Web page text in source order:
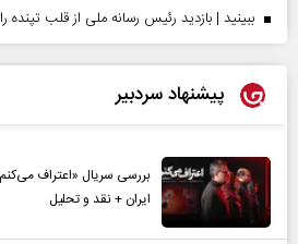
ببینید | بازدید رئیس رسانه ملی از قلب تپنده
پیشنهاد سردبیر
بررسی سریال «اعتراف
ایران + نقد و تحلیل